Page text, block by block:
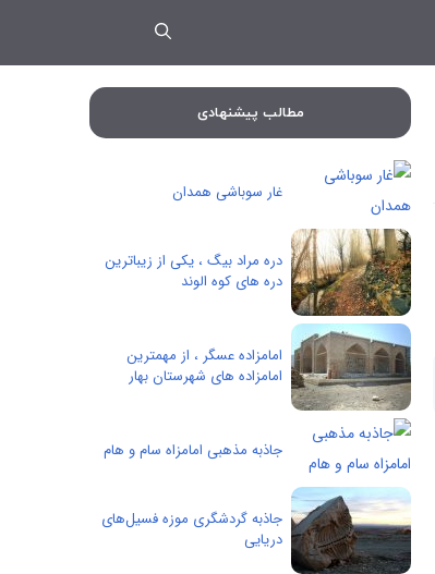
مطالب پیشنهادی
غار سوباشی همدان
دره مراد بیگ ، یکی از زیباترین
دره های کوه الوند
امامزاده عسگر ، از مهمترین
امامزاده های شهرستان بهار
جاذبه مذهبی امامزاه سام و هام
جاذبه گردشگری موزه فسیل‌های
دریایی